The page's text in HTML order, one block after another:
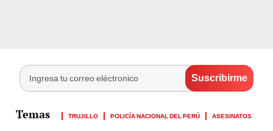
TRUJILLO POLICÍA NACIONAL DEL PERÚ ASESINATOS